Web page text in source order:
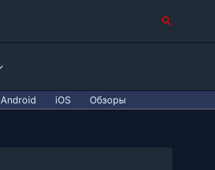
Поиск
Android iOS Обзоры